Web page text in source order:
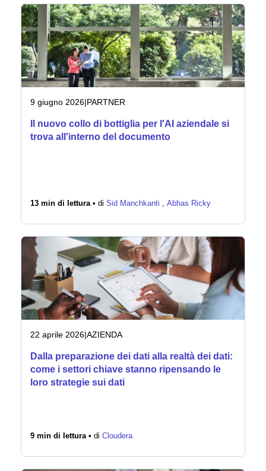
Settore
Servizi finanziari
Manifatturiero
Telecomunicazioni
Istruzione
Notizie
9 giugno 2026|PARTNER
Il nuovo collo di bottiglia per l'AI aziendale si
trova all'interno del documento
13 min di lettura • di Sid Manchkanti , Abhas Ricky
22 aprile 2026|AZIENDA
Dalla preparazione dei dati alla realtà dei dati:
come i settori chiave stanno ripensando le
loro strategie sui dati
9 min di lettura • di Cloudera